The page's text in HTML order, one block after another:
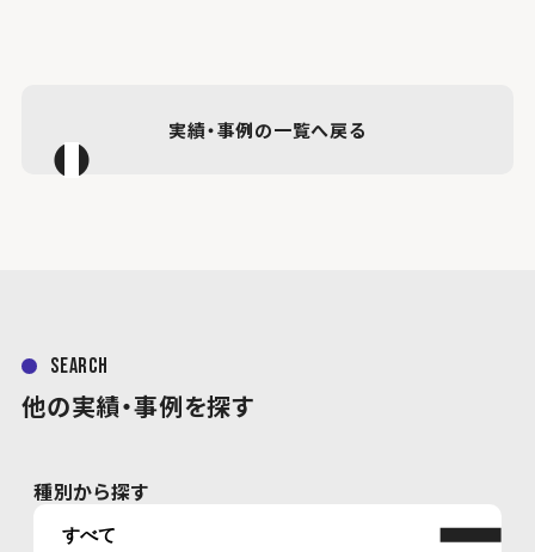
実績・事例の一覧へ戻る
search
他の実績・事例を探す
種別から探す